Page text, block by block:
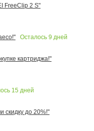
FreeClip 2 S"
Осталось 9 дней
картриджа!"
15 дней
скидку до 20%!"